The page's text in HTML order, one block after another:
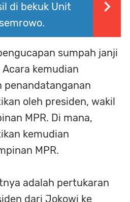
di bekuk Unit
sumpah janji
kemudian
penandatanganan
oleh presiden, wakil
MPR. Di mana,
kemudian
MPR.
adalah pertukaran
dari Jokowi ke